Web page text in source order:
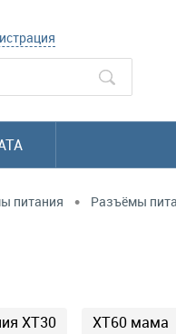
питания • Разъёмы
XT30 XT60 мама